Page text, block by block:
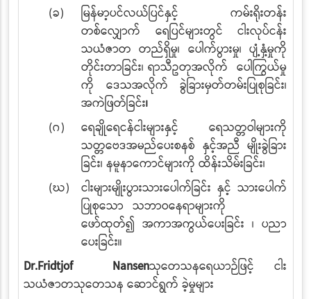
(ခ)
မြန်မာ့ပင်လယ်ပြင်နှင့် ကမ်းရိုးတန်း
တစ်လျှောက် ရေပြင်များတွင် ငါးလုပ်ငန်း
သယံဇာတ တည်ရှိမှု၊ ပေါက်ပွားမှု၊ ပျံ့နှံ့မှုကို
တိုင်းတာခြင်း၊ ရာသီဥတုအလိုက်ပေါကြွယ်မှု
ကို ဒေသအလိုက် ခွဲခြားမှတ်တမ်းပြုစုခြင်း၊
အကဲဖြတ်ခြင်း၊
(ဂ)
ရေချိုရေငန်ငါးများနှင့် ရေသတ္တဝါများကို
သတ္တဗေဒအမည်ပေးစနစ် နှင့်အညီ မျိုးခွဲခြား
ခြင်း၊ နမူနာကောင်များကို ထိန်းသိမ်းခြင်း၊
(ဃ)
ငါးများမျိုးပွားသားပေါက်ခြင်း နှင့် သားပေါက်
ပြုစုသော သဘာဝနေရာများကို
ဖော်ထုတ်၍ အကာအကွယ်ပေးခြင်း ၊ ပညာ
ပေးခြင်း။
Dr.Fridtjof Nansenသုတေသနရေယာဉ်ဖြင့် ငါး
သယံဇာတသုတေသန ဆောင်ရွက် ခဲ့မှုများ